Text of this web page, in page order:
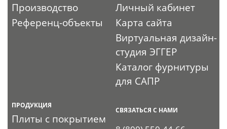
Производство
Референц-объекты
Личный кабинет
Карта сайта
Виртуальная дизайн-
студия ЭГГЕР
Каталог фурнитуры
для САПР
ПРОДУКЦИЯ
Плиты с покрытием
СВЯЗАТЬСЯ С НАМИ